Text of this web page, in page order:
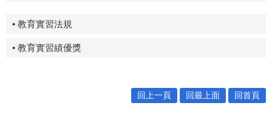
• 教育實習法規
• 教育實習績優獎
回上一頁 回最上面 回首頁